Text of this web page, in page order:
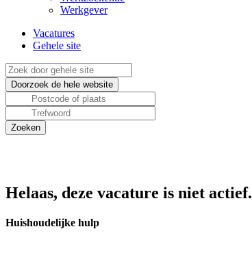
Werkgever
Vacatures
Gehele site
Helaas, deze vacature is niet actief.
Huishoudelijke hulp